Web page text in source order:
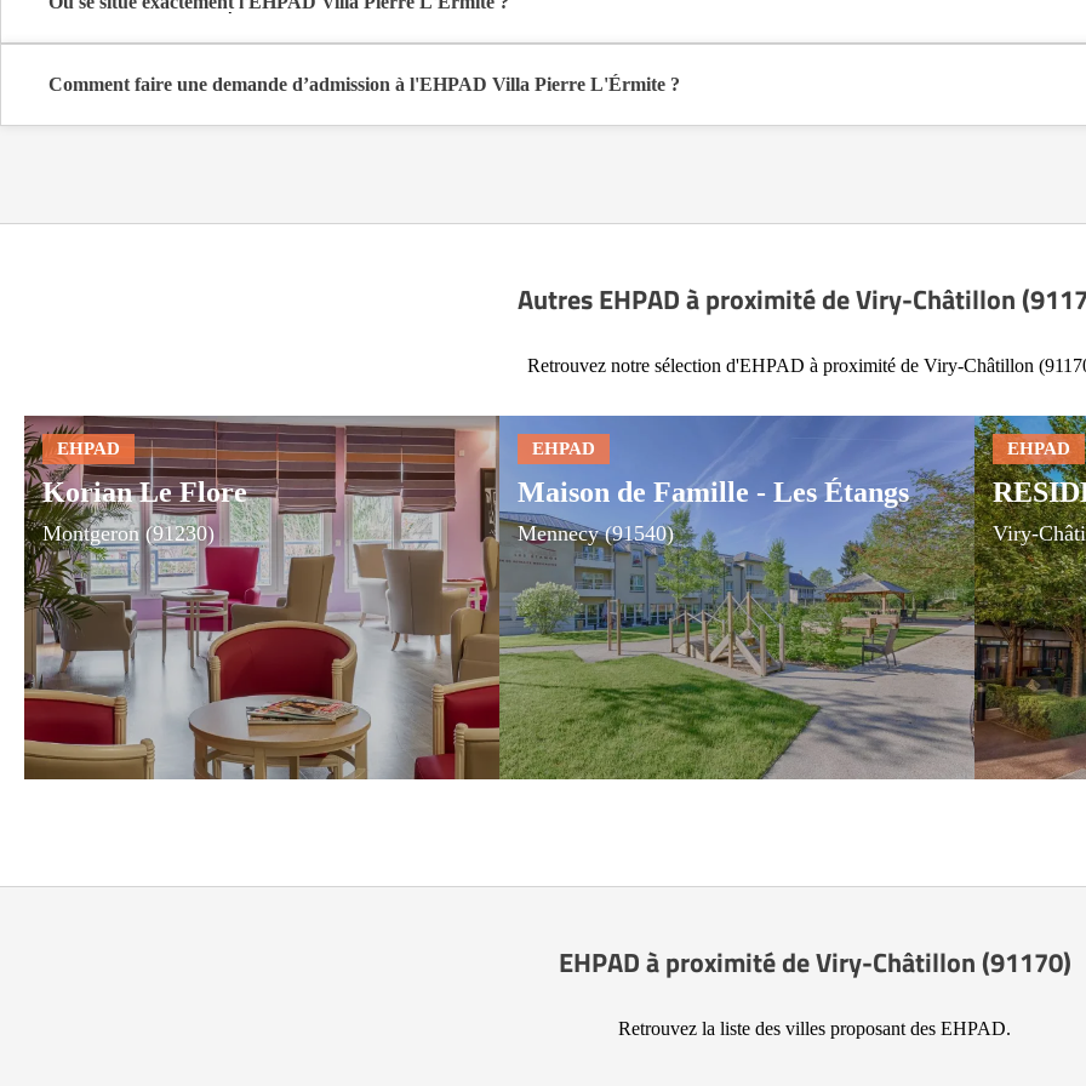
Comment faire une demande d’admission à l'EHPAD Villa Pierre L'Érmite ?
coûts et les démarches administratives nécessaires.
Autres EHPAD à proximité de Viry-Châtillon
Retrouvez notre sélection d'EHPAD à proximité de Viry-Châtillon
Korian Le Flore
Montgeron (91230)
Maison de Famille - Les Étangs
Mennecy (91540) Viry-
EHPAD à proximité de Viry-Châtillon (91170)
Retrouvez la liste des villes proposant des EHPAD.